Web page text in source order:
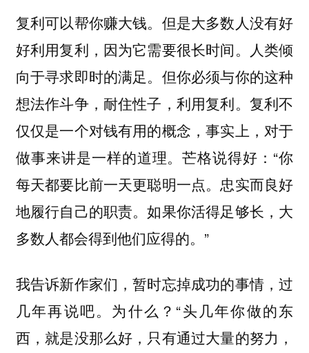
复利可以帮你赚大钱。但是大多数人没有好
好利用复利，因为它需要很长时间。人类倾
向于寻求即时的满足。但你必须与你的这种
想法作斗争，耐住性子，利用复利。复利不
仅仅是一个对钱有用的概念，事实上，对于
做事来讲是一样的道理。芒格说得好：“你
每天都要比前一天更聪明一点。忠实而良好
地履行自己的职责。如果你活得足够长，大
多数人都会得到他们应得的。”
我告诉新作家们，暂时忘掉成功的事情，过
几年再说吧。为什么？“头几年你做的东
西，就是没那么好，只有通过大量的努力，